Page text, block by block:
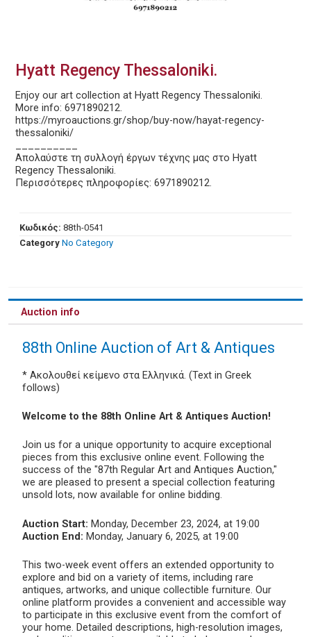
Hyatt Regency Thessaloniki.
Enjoy our art collection at Hyatt Regency Thessaloniki.
More info: 6971890212.
https://myroauctions.gr/shop/buy-now/hayat-regency-
thessaloniki/
Απολαύστε τη συλλογή έργων τέχνης μας στο Hyatt
Regency Thessaloniki.
Περισσότερες πληροφορίες: 6971890212.
Κωδικός: 88th-0541
Category No Category
Auction info
88th Online Auction of Art & Antiques
* Ακολουθεί κείμενο στα Ελληνικά. (Text in Greek
follows)
Welcome to the 88th Online Art & Antiques Auction!
Join us for a unique opportunity to acquire exceptional
pieces from this exclusive online event. Following the
success of the "87th Regular Art and Antiques Auction,"
we are pleased to present a special collection featuring
unsold lots, now available for online bidding.
Auction Start: Monday, December 23, 2024, at 19:00
Auction End: Monday, January 6, 2025, at 19:00
This two-week event offers an extended opportunity to
explore and bid on a variety of items, including rare
antiques, artworks, and unique collectible furniture. Our
online platform provides a convenient and accessible way
to participate in this exclusive event from the comfort of
your home. Detailed descriptions, high-resolution images,